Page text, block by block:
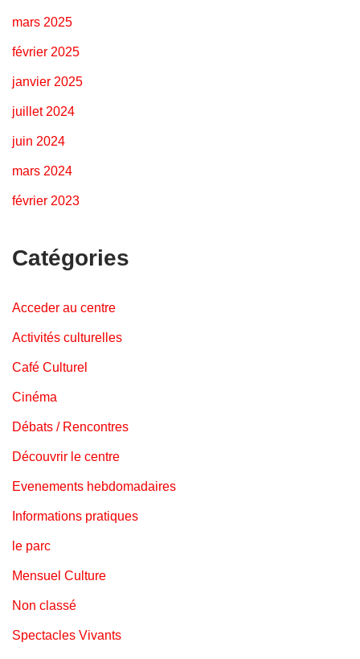
mars 2025
février 2025
janvier 2025
juillet 2024
juin 2024
mars 2024
février 2023
Catégories
Acceder au centre
Activités culturelles
Café Culturel
Cinéma
Débats / Rencontres
Découvrir le centre
Evenements hebdomadaires
Informations pratiques
le parc
Mensuel Culture
Non classé
Spectacles Vivants